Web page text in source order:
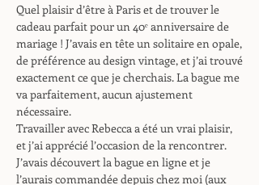
Quel plaisir d’être à Paris et de trouver le
cadeau parfait pour un 40ᵉ anniversaire de
mariage ! J’avais en tête un solitaire en opale,
de préférence au design vintage, et j’ai trouvé
exactement ce que je cherchais. La bague me
va parfaitement, aucun ajustement
nécessaire.
Travailler avec Rebecca a été un vrai plaisir,
et j’ai apprécié l’occasion de la rencontrer.
J’avais découvert la bague en ligne et je
l’aurais commandée depuis chez moi (aux